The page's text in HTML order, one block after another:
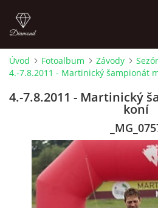
ÚVOD
KONTAKT
SLUŽBY
Úvod Fotoalbum Závody
4.-7.8.2011 - Martinický šampionát
4.-7.8.2011 - Martinický
koní